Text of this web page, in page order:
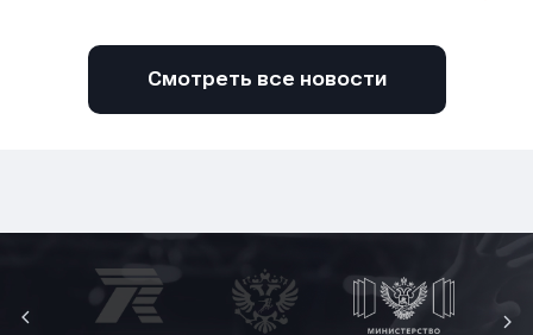
Смотреть все новости